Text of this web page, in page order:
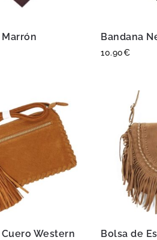
Marrón Bandana
10.90€
Western Bolsa de